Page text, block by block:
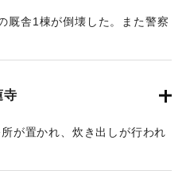
厩舎1棟が倒壊した。また警察
寺
が置かれ、炊き出しが行われ